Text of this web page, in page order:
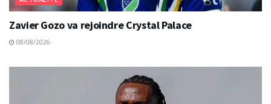
Zavier Gozo va rejoindre Crystal Palace
08/08/2026